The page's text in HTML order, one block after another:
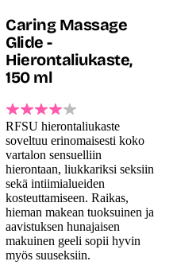
Caring Massage
Glide -
Hierontaliukaste,
150 ml
RFSU hierontaliukaste
soveltuu erinomaisesti koko
vartalon sensuelliin
hierontaan, liukkariksi seksiin
sekä intiimialueiden
kosteuttamiseen. Raikas,
hieman makean tuoksuinen ja
aavistuksen hunajaisen
makuinen geeli sopii hyvin
myös suuseksiin.